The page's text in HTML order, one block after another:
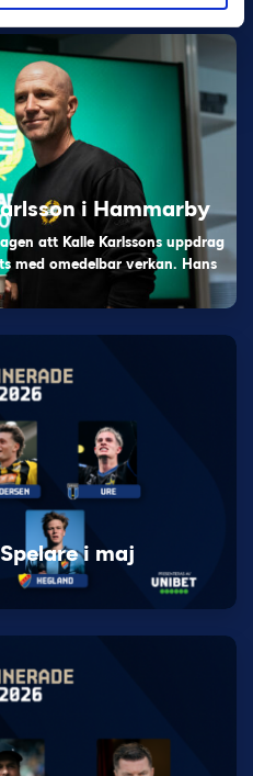
i Hammarby
att Kalle Karlssons uppdrag
med omedelbar verkan. Hans
i maj